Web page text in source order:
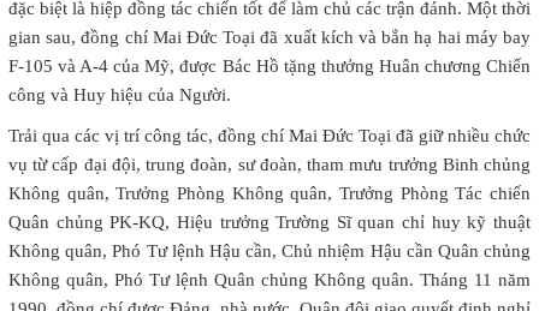
đặc biệt là hiệp đồng tác chiến tốt để làm chủ các trận đánh. Một thời
gian sau, đồng chí Mai Đức Toại đã xuất kích và bắn hạ hai máy bay
F-105 và A-4 của Mỹ, được Bác Hồ tặng thưởng Huân chương Chiến
công và Huy hiệu của Người.
Trải qua các vị trí công tác, đồng chí Mai Đức Toại đã giữ nhiều chức
vụ từ cấp đại đội, trung đoàn, sư đoàn, tham mưu trưởng Binh chủng
Không quân, Trưởng Phòng Không quân, Trưởng Phòng Tác chiến
Quân chủng PK-KQ, Hiệu trưởng Trường Sĩ quan chỉ huy kỹ thuật
Không quân, Phó Tư lệnh Hậu cần, Chủ nhiệm Hậu cần Quân chủng
Không quân, Phó Tư lệnh Quân chủng Không quân. Tháng 11 năm